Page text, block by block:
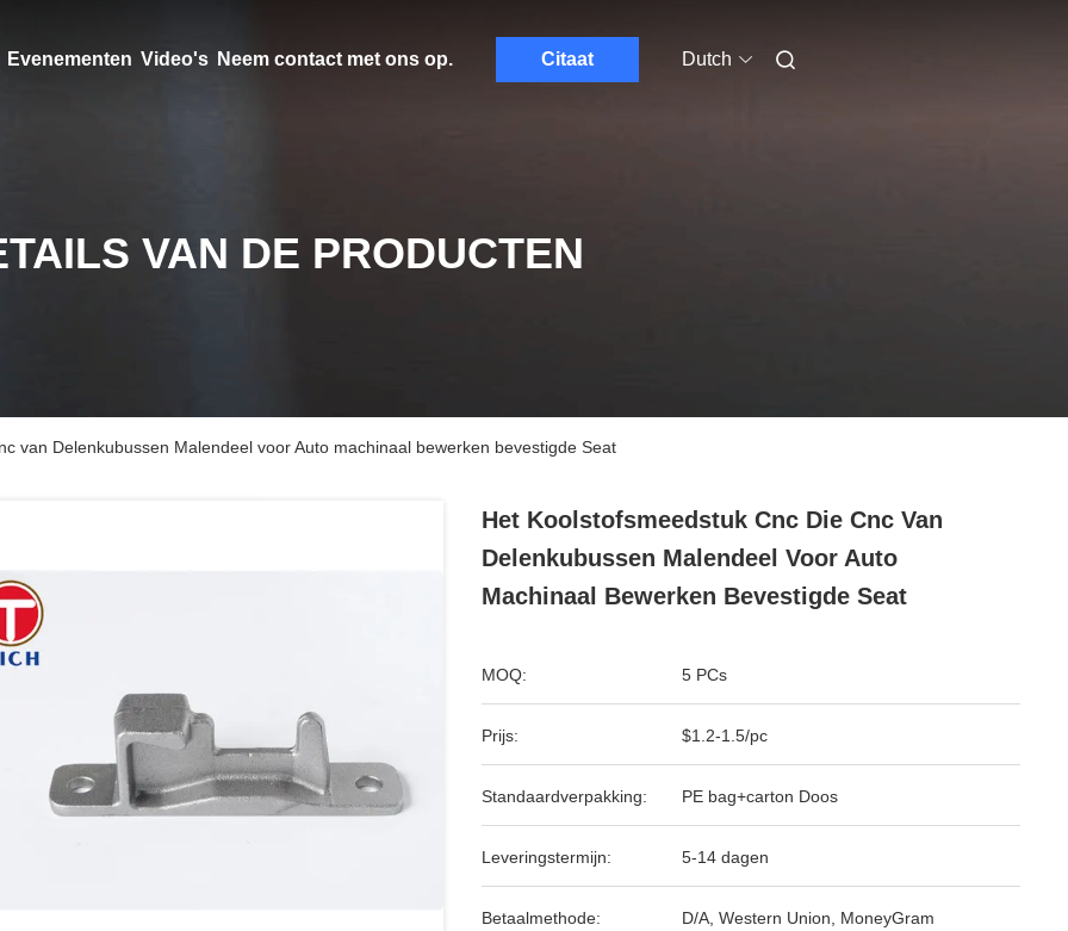
Evenementen Video's Neem contact met ons op. Citaat Dutch
VAN DE PRODUCTEN
van Delenkubussen Malendeel voor Auto machinaal bewerken bevestigde Seat
Het Koolstofsmeedstuk Cnc Die Cnc Van
Delenkubussen Malendeel Voor Auto
Machinaal Bewerken Bevestigde Seat
MOQ: 5 PCs
Prijs: $1.2-1.5/pc
Standaardverpakking: PE bag+carton Doos
Leveringstermijn: 5-14 dagen
Betaalmethode: D/A, Western Union, MoneyGram